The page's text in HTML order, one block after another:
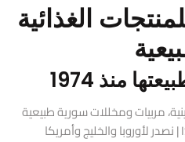
الغذائية
منذ 1974
مربيات ومخللات سورية طبيعية